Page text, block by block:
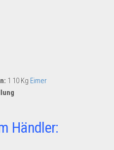
1 10 Kg Eimer
Händler: